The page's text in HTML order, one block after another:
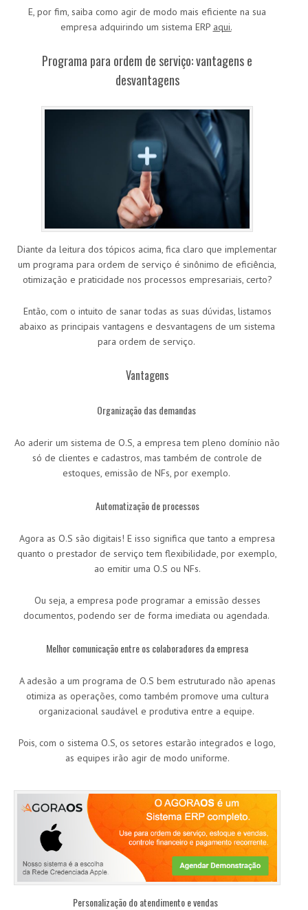
E, por fim, saiba como agir de modo mais eficiente na sua
empresa adquirindo um sistema ERP aqui.
Programa para ordem de serviço: vantagens e
desvantagens
Diante da leitura dos tópicos acima, fica claro que implementar
um programa para ordem de serviço é sinônimo de eficiência,
otimização e praticidade nos processos empresariais, certo?
Então, com o intuito de sanar todas as suas dúvidas, listamos
abaixo as principais vantagens e desvantagens de um sistema
para ordem de serviço.
Vantagens
Organização das demandas
Ao aderir um sistema de O.S, a empresa tem pleno domínio não
só de clientes e cadastros, mas também de controle de
estoques, emissão de NFs, por exemplo.
Automatização de processos
Agora as O.S são digitais! E isso significa que tanto a empresa
quanto o prestador de serviço tem flexibilidade, por exemplo,
ao emitir uma O.S ou NFs.
Ou seja, a empresa pode programar a emissão desses
documentos, podendo ser de forma imediata ou agendada.
Melhor comunicação entre os colaboradores da empresa
A adesão a um programa de O.S bem estruturado não apenas
otimiza as operações, como também promove uma cultura
organizacional saudável e produtiva entre a equipe.
Pois, com o sistema O.S, os setores estarão integrados e logo,
as equipes irão agir de modo uniforme.
Personalização do atendimento e vendas